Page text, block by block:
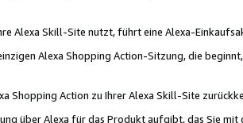
Alexa Skill-Site nutzt, führt eine Alexa-
Alexa Shopping Action-Sitzung, die
Shopping Action zu Ihrer Alexa Skill-Site
über Alexa für das Produkt aufgibt, das Sie mit